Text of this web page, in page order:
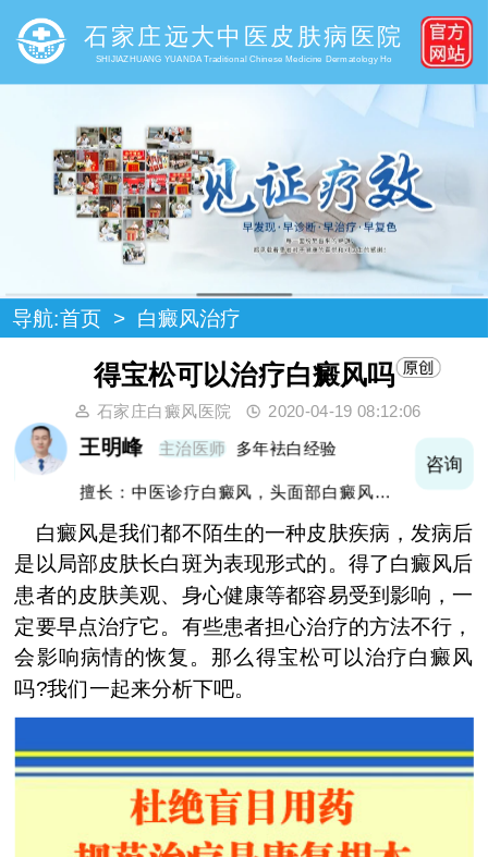
石家庄远大中医皮肤病医院
SHIJIAZHUANG YUANDA Traditional Chinese Medicine Dermatology Ho
导航:首页 > 白癜风治疗
得宝松可以治疗白癜风吗
石家庄白癜风医院 2020-04-19 08:12:06
王明峰 主治医师 多年袪白经验
擅长：中医诊疗白癜风，头面部白癜风，青
咨询
白癜风是我们都不陌生的一种皮肤疾病，发病后
是以局部皮肤长白斑为表现形式的。得了白癜风后
患者的皮肤美观、身心健康等都容易受到影响，一
定要早点治疗它。有些患者担心治疗的方法不行，
会影响病情的恢复。那么得宝松可以治疗白癜风
吗?我们一起来分析下吧。